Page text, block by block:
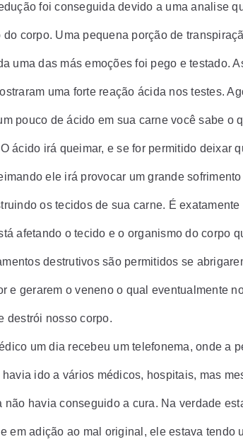
foi conseguida devido a uma analise
do corpo. Uma pequena porção de
uma das más emoções foi pego e testado.
uma forte reação ácida nos testes.
pouco de ácido em sua carne você sabe o
ácido irá queimar, e se for permitido deixar
ele irá provocar um grande
os tecidos de sua carne. É exatamente
afetando o tecido e o organismo do corpo
destrutivos são permitidos se
e gerarem o veneno o qual eventualmente
destrói nosso corpo.
um dia recebeu um telefonema, onde a
ido a vários médicos, hospitais, mas
não havia conseguido a cura. Na verdade
em adição ao mal original, ele estava tendo